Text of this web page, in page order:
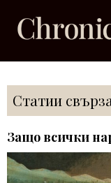
Статии
Защо всички